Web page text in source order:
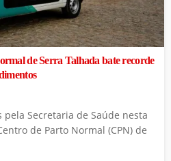
de Serra Talhada bate recorde
Secretaria de Saúde nesta
de Parto Normal (CPN) de